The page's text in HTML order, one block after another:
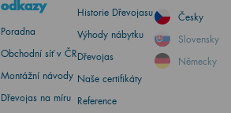
odkazy
Poradna
Obchodní síť v ČR
Montážní návody
Dřevojas na míru
Historie Dřevojasu
Výhody nábytku
Dřevojas
Naše certifikáty
Reference
Česky
Slovensky
Německy